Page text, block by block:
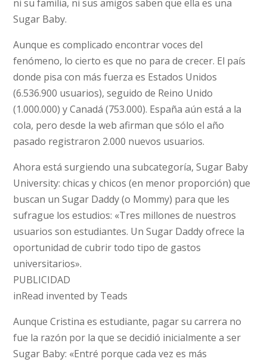
ni su familia, ni sus amigos saben que ella es una
Sugar Baby.
Aunque es complicado encontrar voces del
fenómeno, lo cierto es que no para de crecer. El país
donde pisa con más fuerza es Estados Unidos
(6.536.900 usuarios), seguido de Reino Unido
(1.000.000) y Canadá (753.000). España aún está a la
cola, pero desde la web afirman que sólo el año
pasado registraron 2.000 nuevos usuarios.
Ahora está surgiendo una subcategoría, Sugar Baby
University: chicas y chicos (en menor proporción) que
buscan un Sugar Daddy (o Mommy) para que les
sufrague los estudios: «Tres millones de nuestros
usuarios son estudiantes. Un Sugar Daddy ofrece la
oportunidad de cubrir todo tipo de gastos
universitarios».
PUBLICIDAD
inRead invented by Teads
Aunque Cristina es estudiante, pagar su carrera no
fue la razón por la que se decidió inicialmente a ser
Sugar Baby: «Entré porque cada vez es más